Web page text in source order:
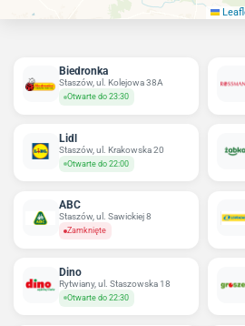
Biedronka
Staszów, ul. Kolejowa 38A
Otwarte do 23:30
Lidl
Staszów, ul. Krakowska 20
Otwarte do 22:00
ABC
Staszów, ul. Sawickiej 8
Zamknięte
Dino
Rytwiany, ul. Staszowska 18
Otwarte do 22:30